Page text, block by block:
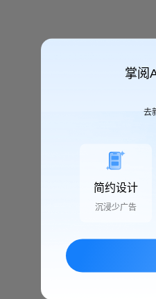
掌阅
去
简约设计
沉浸少广告